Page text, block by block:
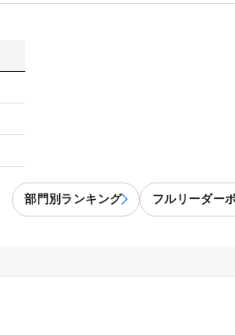
部門別ランキング フルリーダー